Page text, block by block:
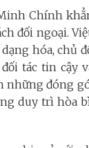
Chính
đối ngoại.
hóa, chủ
tác tin cậy
đóng
duy trì hòa